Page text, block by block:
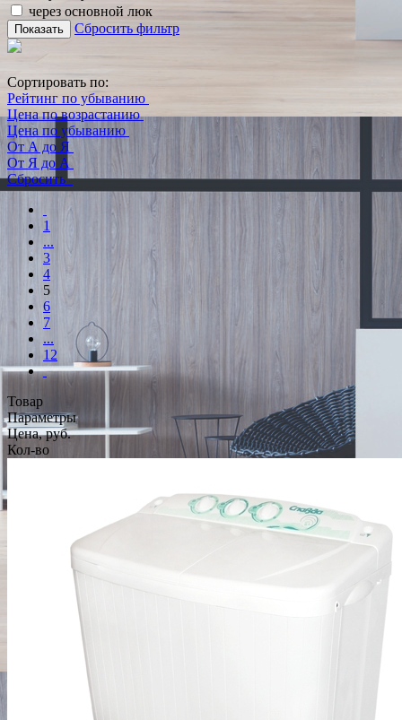
через основной люк
Показать Сбросить фильтр
Сортировать по:
Рейтинг по убыванию
Цена по возрастанию
Цена по убыванию
От А до Я
От Я до А
Сбросить
1
...
3
4
5
6
7
...
12
Товар
Параметры
Цена, руб.
Кол-во